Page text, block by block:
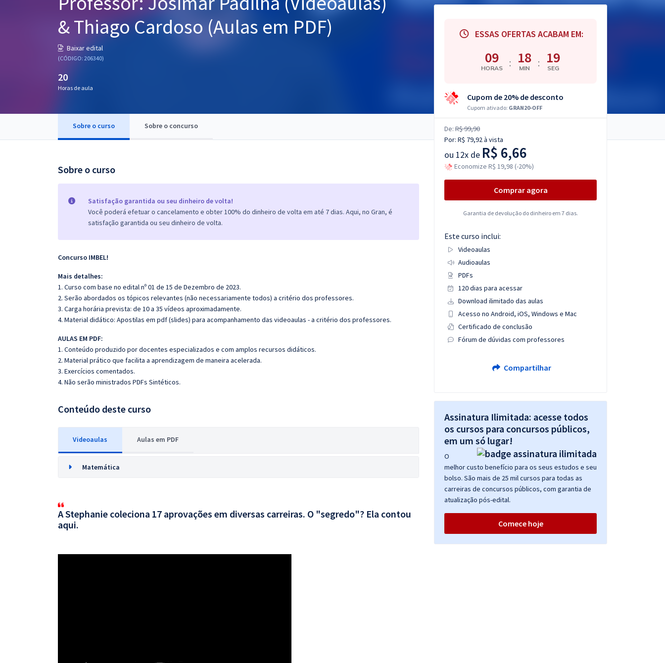
Conteúdo gratuito
Blog
& Thiago Cardoso (Aulas em PDF)
Baixar edital
(CÓDIGO: 206340)
20
Horas de aula
Sobre o curso Sobre o concurso
Sobre o curso
Satisfação garantida ou seu dinheiro de volta!
Você poderá efetuar o cancelamento e obter 100% do dinheiro de volta em até 7 dias. Aqui, no Gran, é
satisfação garantida ou seu dinheiro de volta.
Concurso IMBEL!
Mais detalhes:
1. Curso com base no edital nº 01 de 15 de Dezembro de 2023.
2. Serão abordados os tópicos relevantes (não necessariamente todos) a critério dos professores.
3. Carga horária prevista: de 10 a 35 vídeos aproximadamente.
4. Material didático: Apostilas em pdf (slides) para acompanhamento das videoaulas - a critério dos professores.
AULAS EM PDF:
1. Conteúdo produzido por docentes especializados e com amplos recursos didáticos.
2. Material prático que facilita a aprendizagem de maneira acelerada.
3. Exercícios comentados.
4. Não serão ministrados PDFs Sintéticos.
Conteúdo deste curso
Videoaulas Aulas em PDF
Matemática
A Stephanie coleciona 17 aprovações em diversas carreiras. O "segredo"? Ela contou
aqui.
ESSAS OFERTAS ACABAM EM:
09
HORAS : 18
MIN : 18
SEG
Cupom de 20% de desconto
Cupom ativado: GRAN20-OFF
De: R$ 99,90
Por: R$ 79,92à vista
ou 12x de R$ 6,66
Economize R$ 19,98 (-20%)
Comprar agora
Garantia de devolução do dinheiro em 7 dias.
Este curso inclui:
Videoaulas
Audioaulas
PDFs
120 dias para acessar
Download ilimitado das aulas
Acesso no Android, iOS, Windows e Mac
Certificado de conclusão
Fórum de dúvidas com professores
Compartilhar
Assinatura Ilimitada: acesse todos
os cursos para concursos públicos,
em um só lugar!
O
melhor custo benefício para os seus estudos e seu
bolso. São mais de 25 mil cursos para todas as
carreiras de concursos públicos, com garantia de
atualização pós-edital.
Comece hoje